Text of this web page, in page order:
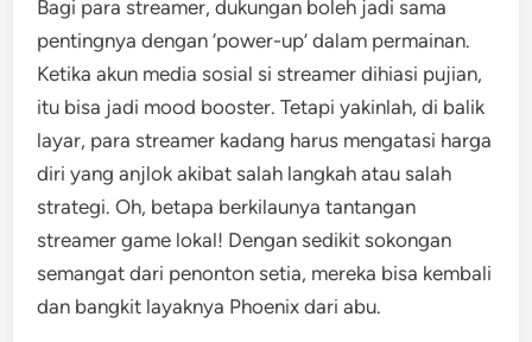
Bagi para streamer, dukungan boleh jadi sama
pentingnya dengan ‘power-up’ dalam permainan.
Ketika akun media sosial si streamer dihiasi pujian,
itu bisa jadi mood booster. Tetapi yakinlah, di balik
layar, para streamer kadang harus mengatasi harga
diri yang anjlok akibat salah langkah atau salah
strategi. Oh, betapa berkilaunya tantangan
streamer game lokal! Dengan sedikit sokongan
semangat dari penonton setia, mereka bisa kembali
dan bangkit layaknya Phoenix dari abu.